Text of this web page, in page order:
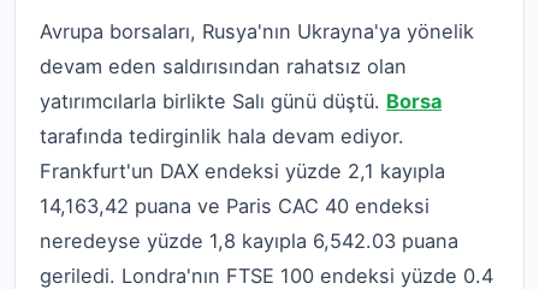
Avrupa borsaları, Rusya'nın Ukrayna'ya yönelik
devam eden saldırısından rahatsız olan
yatırımcılarla birlikte Salı günü düştü. Borsa
tarafında tedirginlik hala devam ediyor.
Frankfurt'un DAX endeksi yüzde 2,1 kayıpla
14,163,42 puana ve Paris CAC 40 endeksi
neredeyse yüzde 1,8 kayıpla 6,542.03 puana
geriledi. Londra'nın FTSE 100 endeksi yüzde 0.4